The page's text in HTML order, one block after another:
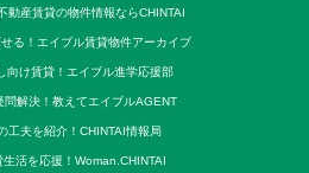
動産賃貸の物件情報ならCHINTAI
る！エイブル賃貸物件アーカイブ
向け賃貸！エイブル進学応援部
問解決！教えてエイブルAGENT
工夫を紹介！CHINTAI情報局
活を応援！Woman.CHINTAI